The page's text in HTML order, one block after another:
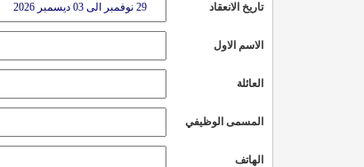
تاريخ الانعقاد
الاسم الاول
العائلة
المسمى الوظيفي
الهاتف